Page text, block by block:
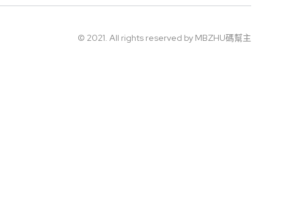
© 2021. All rights reserved by MBZHU碼幫主